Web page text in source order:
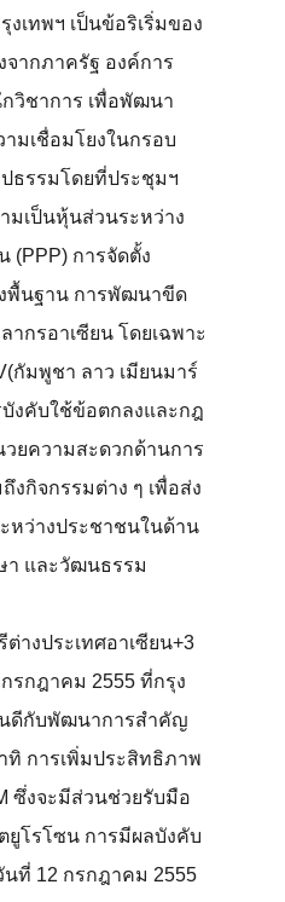
เทพฯ เป็นข้อริเริ่มของ
ากภาครัฐ องค์การ
วิชาการ เพื่อพัฒนา
มเชื่อมโยงในกรอบ
ปธรรมโดยที่ประชุมฯ
มเป็นหุ้นส่วนระหว่าง
(PPP) การจัดตั้ง
พื้นฐาน การพัฒนาขีด
กรอาเซียน โดยเฉพาะ
กัมพูชา ลาว เมียนมาร์
บังคับใช้ข้อตกลงและกฎ
วยความสะดวกด้านการ
งกิจกรรมต่าง ๆ เพื่อส่ง
หว่างประชาชนในด้าน
า และวัฒนธรรม
างประเทศอาเซียน+3
รกฎาคม 2555 ที่กรุง
ดีกับพัฒนาการสำคัญ
ทิ การเพิ่มประสิทธิภาพ
ซึ่งจะมีส่วนช่วยรับมือ
ยูโรโซน การมีผลบังคับ
นที่ 12 กรกฎาคม 2555